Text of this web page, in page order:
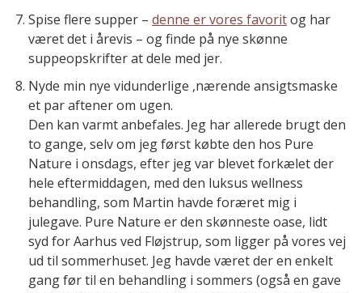
Spise flere supper – denne er vores favoritog har
været det i årevis – og finde på nye skønne
suppeopskrifter at dele med jer.
Nyde min nye vidunderlige ,nærende ansigtsmaske
et par aftener om ugen.
Den kan varmt anbefales. Jeg har allerede brugt den
to gange, selv om jeg først købte den hos Pure
Nature i onsdags, efter jeg var blevet forkælet der
hele eftermiddagen, med den luksus wellness
behandling, som Martin havde foræret mig i
julegave. Pure Nature er den skønneste oase, lidt
syd for Aarhus ved Fløjstrup, som ligger på vores vej
ud til sommerhuset. Jeg havde været der en enkelt
gang før til en behandling i sommers (også en gave